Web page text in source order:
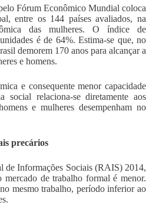
Fórum Econômico Mundial coloca
entre os 144 países avaliados, na
das mulheres. O índice de
é de 64%. Estima-se que, no
demorem 170 anos para alcançar a
e homens.
e consequente menor capacidade
social relaciona-se diretamente aos
e mulheres desempenham no
precários
de Informações Sociais (RAIS) 2014,
mercado de trabalho formal é menor.
mesmo trabalho, período inferior ao